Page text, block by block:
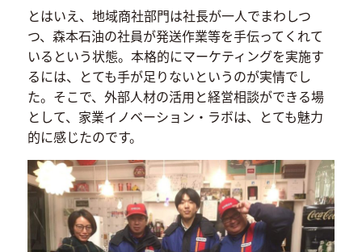
とはいえ、地域商社部門は社長が一人でまわしつ
つ、森本石油の社員が発送作業等を手伝ってくれて
いるという状態。本格的にマーケティングを実施す
るには、とても手が足りないというのが実情でし
た。そこで、外部人材の活用と経営相談ができる場
として、家業イノベーション・ラボは、とても魅力
的に感じたのです。